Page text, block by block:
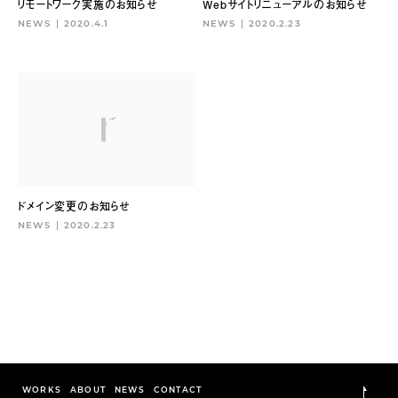
リモートワーク実施のお知らせ
NEWS 2020.4.1
Webサイトリニューアルのお知らせ
NEWS 2020.2.23
ドメイン変更のお知らせ
NEWS 2020.2.23
WORKS ABOUT NEWS CONTACT